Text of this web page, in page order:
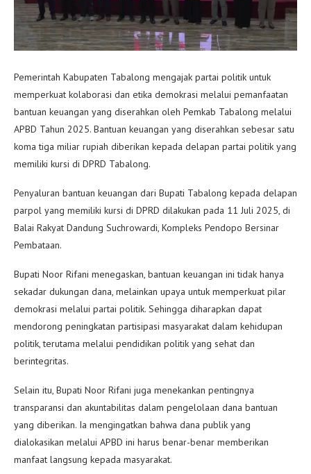
Pemerintah Kabupaten Tabalong mengajak partai politik untuk
memperkuat kolaborasi dan etika demokrasi melalui pemanfaatan
bantuan keuangan yang diserahkan oleh Pemkab Tabalong melalui
APBD Tahun 2025. Bantuan keuangan yang diserahkan sebesar satu
koma tiga miliar rupiah diberikan kepada delapan partai politik yang
memiliki kursi di DPRD Tabalong.
Penyaluran bantuan keuangan dari Bupati Tabalong kepada delapan
parpol yang memiliki kursi di DPRD dilakukan pada 11 Juli 2025, di
Balai Rakyat Dandung Suchrowardi, Kompleks Pendopo Bersinar
Pembataan.
Bupati Noor Rifani menegaskan, bantuan keuangan ini tidak hanya
sekadar dukungan dana, melainkan upaya untuk memperkuat pilar
demokrasi melalui partai politik. Sehingga diharapkan dapat
mendorong peningkatan partisipasi masyarakat dalam kehidupan
politik, terutama melalui pendidikan politik yang sehat dan
berintegritas.
Selain itu, Bupati Noor Rifani juga menekankan pentingnya
transparansi dan akuntabilitas dalam pengelolaan dana bantuan
yang diberikan. Ia mengingatkan bahwa dana publik yang
dialokasikan melalui APBD ini harus benar-benar memberikan
manfaat langsung kepada masyarakat.